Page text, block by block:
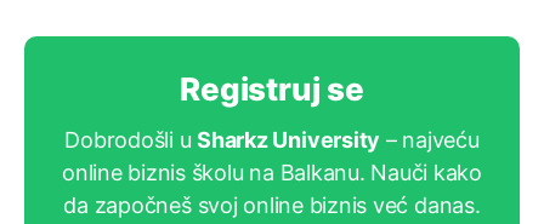
Registruj se
Dobrodošli uSharkz University – najveću
online biznis školu na Balkanu. Nauči kako
da započneš svoj online biznis već danas.